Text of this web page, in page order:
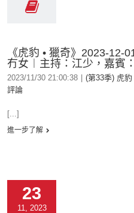
《虎豹 • 獵奇》2023-12-
冇女︱主持：江少，嘉賓
2023/11/30 21:00:38 (第33季) 虎豹
評論
[...]
進一步了解
23
11, 2023